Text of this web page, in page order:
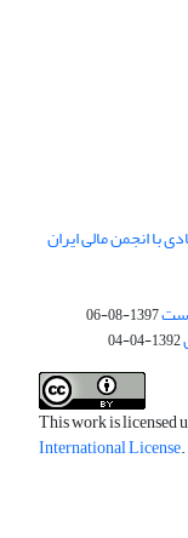
با انجمن مالی ایران
1397-08-06
1392-04-04
This work is licensed
International License.